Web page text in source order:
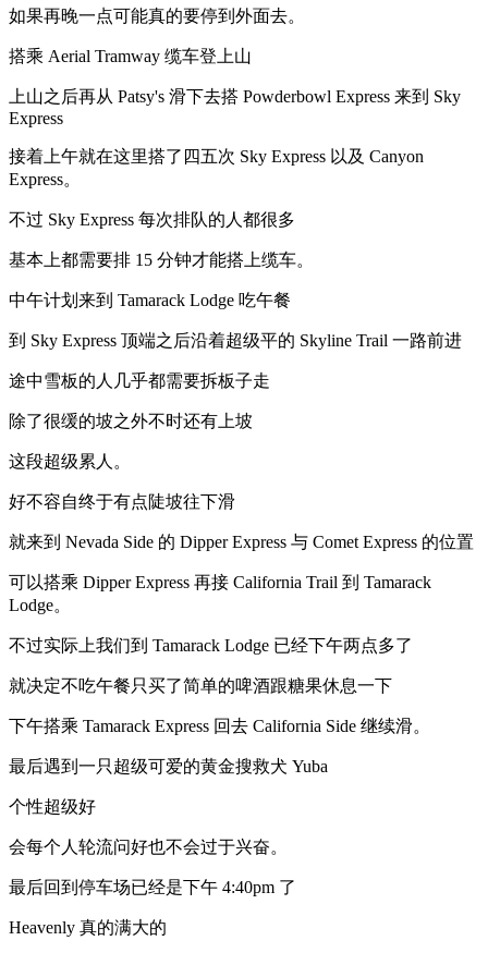
如果再晚一点可能真的要停到外面去。
搭乘 Aerial Tramway 缆车登上山
上山之后再从 Patsy's 滑下去搭 Powderbowl Express 来到 Sky
Express
接着上午就在这里搭了四五次 Sky Express 以及 Canyon
Express。
不过 Sky Express 每次排队的人都很多
基本上都需要排 15 分钟才能搭上缆车。
中午计划来到 Tamarack Lodge 吃午餐
到 Sky Express 顶端之后沿着超级平的 Skyline Trail 一路前进
途中雪板的人几乎都需要拆板子走
除了很缓的坡之外不时还有上坡
这段超级累人。
好不容自终于有点陡坡往下滑
就来到 Nevada Side 的 Dipper Express 与 Comet Express 的位置
可以搭乘 Dipper Express 再接 California Trail 到 Tamarack
Lodge。
不过实际上我们到 Tamarack Lodge 已经下午两点多了
就决定不吃午餐只买了简单的啤酒跟糖果休息一下
下午搭乘 Tamarack Express 回去 California Side 继续滑。
最后遇到一只超级可爱的黄金搜救犬 Yuba
个性超级好
会每个人轮流问好也不会过于兴奋。
最后回到停车场已经是下午 4:40pm 了
Heavenly 真的满大的